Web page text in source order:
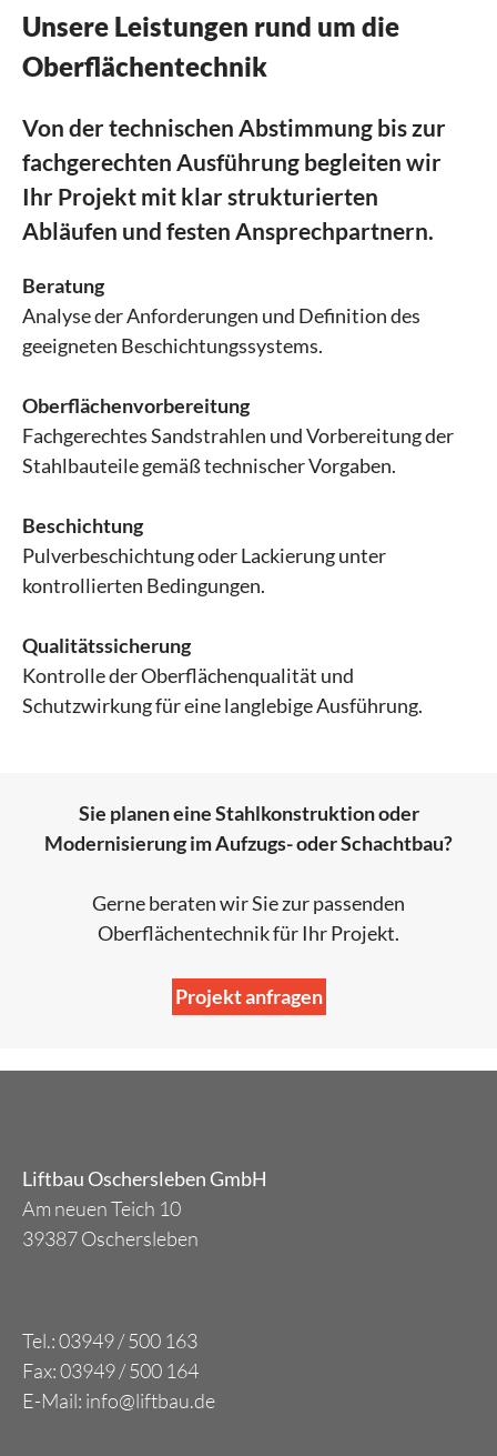
Unsere Leistungen rund um die
Oberflächentechnik
Von der technischen Abstimmung bis zur
fachgerechten Ausführung begleiten wir
Ihr Projekt mit klar strukturierten
Abläufen und festen Ansprechpartnern.
Beratung
Analyse der Anforderungen und Definition des
geeigneten Beschichtungssystems.
Oberflächenvorbereitung
Fachgerechtes Sandstrahlen und Vorbereitung der
Stahlbauteile gemäß technischer Vorgaben.
Beschichtung
Pulverbeschichtung oder Lackierung unter
kontrollierten Bedingungen.
Qualitätssicherung
Kontrolle der Oberflächenqualität und
Schutzwirkung für eine langlebige Ausführung.
Sie planen eine Stahlkonstruktion oder
Modernisierung im Aufzugs- oder Schachtbau?
Gerne beraten wir Sie zur passenden
Oberflächentechnik für Ihr Projekt.
Projekt anfragen
Liftbau Oschersleben GmbH
Am neuen Teich 10
39387 Oschersleben
Tel.: 03949 / 500 163
Fax: 03949 / 500 164
E-Mail: info@liftbau.de